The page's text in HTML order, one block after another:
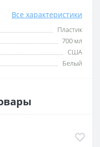
Все характеристики
Пластик
700 мл
США
Белый